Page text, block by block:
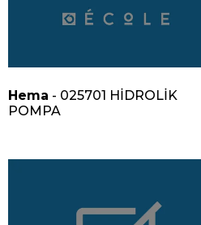
Hema - 025701 HİDROLİK
POMPA